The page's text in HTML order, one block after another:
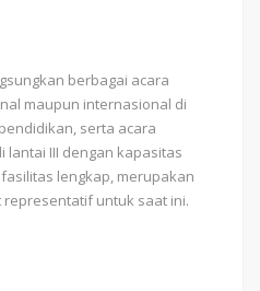
berbagai acara
maupun internasional di
serta acara
lantai III dengan kapasitas
lengkap, merupakan
untuk saat ini.